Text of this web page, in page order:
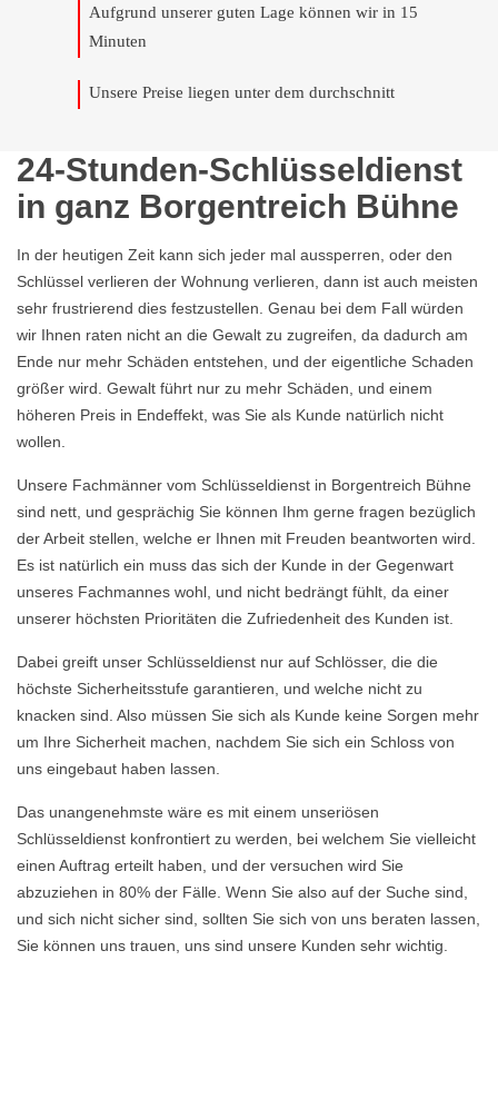
Aufgrund unserer guten Lage können wir in 15
Minuten
Unsere Preise liegen unter dem durchschnitt
24-Stunden-Schlüsseldienst
in ganz Borgentreich Bühne
In der heutigen Zeit kann sich jeder mal aussperren, oder den
Schlüssel verlieren der Wohnung verlieren, dann ist auch meisten
sehr frustrierend dies festzustellen. Genau bei dem Fall würden
wir Ihnen raten nicht an die Gewalt zu zugreifen, da dadurch am
Ende nur mehr Schäden entstehen, und der eigentliche Schaden
größer wird. Gewalt führt nur zu mehr Schäden, und einem
höheren Preis in Endeffekt, was Sie als Kunde natürlich nicht
wollen.
Unsere Fachmänner vom Schlüsseldienst in Borgentreich Bühne
sind nett, und gesprächig Sie können Ihm gerne fragen bezüglich
der Arbeit stellen, welche er Ihnen mit Freuden beantworten wird.
Es ist natürlich ein muss das sich der Kunde in der Gegenwart
unseres Fachmannes wohl, und nicht bedrängt fühlt, da einer
unserer höchsten Prioritäten die Zufriedenheit des Kunden ist.
Dabei greift unser Schlüsseldienst nur auf Schlösser, die die
höchste Sicherheitsstufe garantieren, und welche nicht zu
knacken sind. Also müssen Sie sich als Kunde keine Sorgen mehr
um Ihre Sicherheit machen, nachdem Sie sich ein Schloss von
uns eingebaut haben lassen.
Das unangenehmste wäre es mit einem unseriösen
Schlüsseldienst konfrontiert zu werden, bei welchem Sie vielleicht
einen Auftrag erteilt haben, und der versuchen wird Sie
abzuziehen in 80% der Fälle. Wenn Sie also auf der Suche sind,
und sich nicht sicher sind, sollten Sie sich von uns beraten lassen,
Sie können uns trauen, uns sind unsere Kunden sehr wichtig.